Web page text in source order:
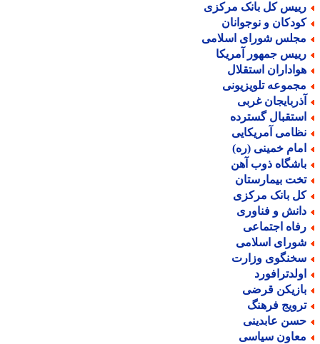
کل بانک مرکزی
و نوجوانان
شورای اسلامی
جمهور آمریکا
استقلال
تلویزیونی
غربی
گسترده
آمریکایی
خمینی (ره)
ذوب آهن
بیمارستان
بانک مرکزی
و فناوری
اجتماعی
اسلامی
وزارت
قرضی
فرهنگ
عابدینی
سیاسی